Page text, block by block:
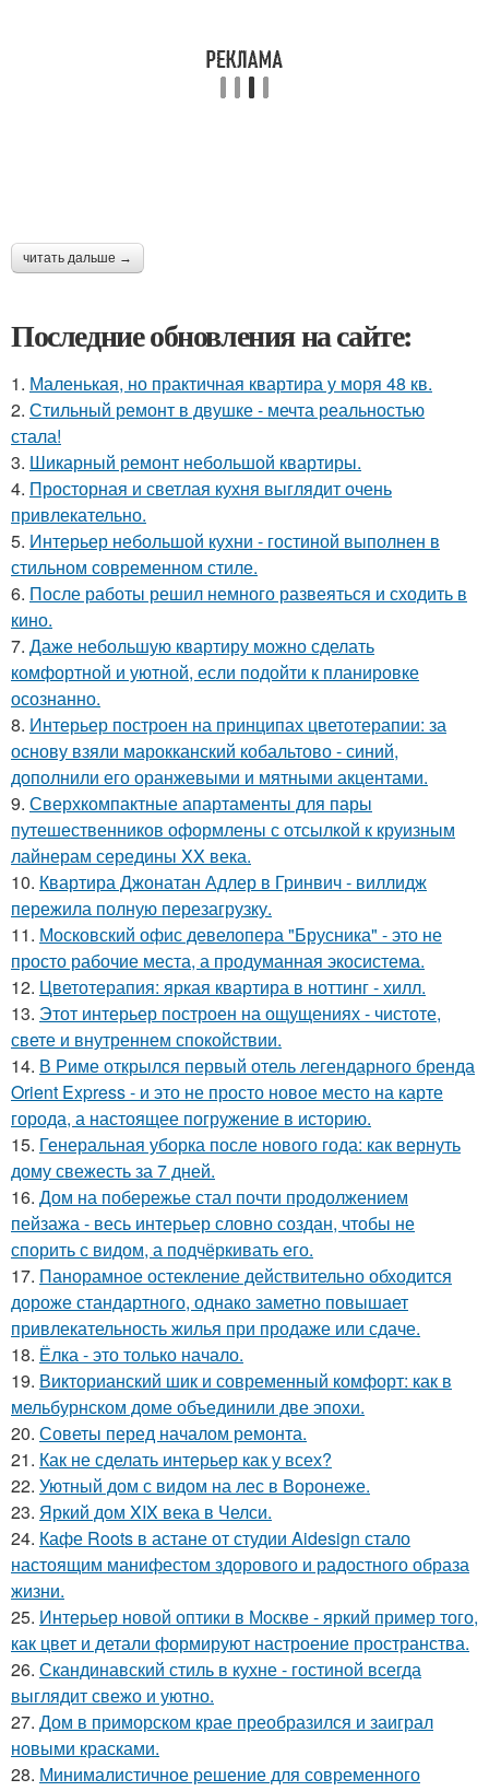
читать дальше →
Последние обновления на сайте:
1. Маленькая, но практичная квартира у моря 48 кв.
2. Стильный ремонт в двушке - мечта реальностью
стала!
3. Шикарный ремонт небольшой квартиры.
4. Просторная и светлая кухня выглядит очень
привлекательно.
5. Интерьер небольшой кухни - гостиной выполнен в
стильном современном стиле.
6. После работы решил немного развеяться и сходить в
кино.
7. Даже небольшую квартиру можно сделать
комфортной и уютной, если подойти к планировке
осознанно.
8. Интерьер построен на принципах цветотерапии: за
основу взяли марокканский кобальтово - синий,
дополнили его оранжевыми и мятными акцентами.
9. Сверхкомпактные апартаменты для пары
путешественников оформлены с отсылкой к круизным
лайнерам середины XX века.
10. Квартира Джонатан Адлер в Гринвич - виллидж
пережила полную перезагрузку.
11. Московский офис девелопера "Брусника" - это не
просто рабочие места, а продуманная экосистема.
12. Цветотерапия: яркая квартира в ноттинг - хилл.
13. Этот интерьер построен на ощущениях - чистоте,
свете и внутреннем спокойствии.
14. В Риме открылся первый отель легендарного бренда
Orient Express - и это не просто новое место на карте
города, а настоящее погружение в историю.
15. Генеральная уборка после нового года: как вернуть
дому свежесть за 7 дней.
16. Дом на побережье стал почти продолжением
пейзажа - весь интерьер словно создан, чтобы не
спорить с видом, а подчёркивать его.
17. Панорамное остекление действительно обходится
дороже стандартного, однако заметно повышает
привлекательность жилья при продаже или сдаче.
18. Ёлка - это только начало.
19. Викторианский шик и современный комфорт: как в
мельбурнском доме объединили две эпохи.
20. Советы перед началом ремонта.
21. Как не сделать интерьер как у всех?
22. Уютный дом с видом на лес в Воронеже.
23. Яркий дом XIX века в Челси.
24. Кафе Roots в астане от студии Aidesign стало
настоящим манифестом здорового и радостного образа
жизни.
25. Интерьер новой оптики в Москве - яркий пример того,
как цвет и детали формируют настроение пространства.
26. Скандинавский стиль в кухне - гостиной всегда
выглядит свежо и уютно.
27. Дом в приморском крае преобразился и заиграл
новыми красками.
28. Минималистичное решение для современного